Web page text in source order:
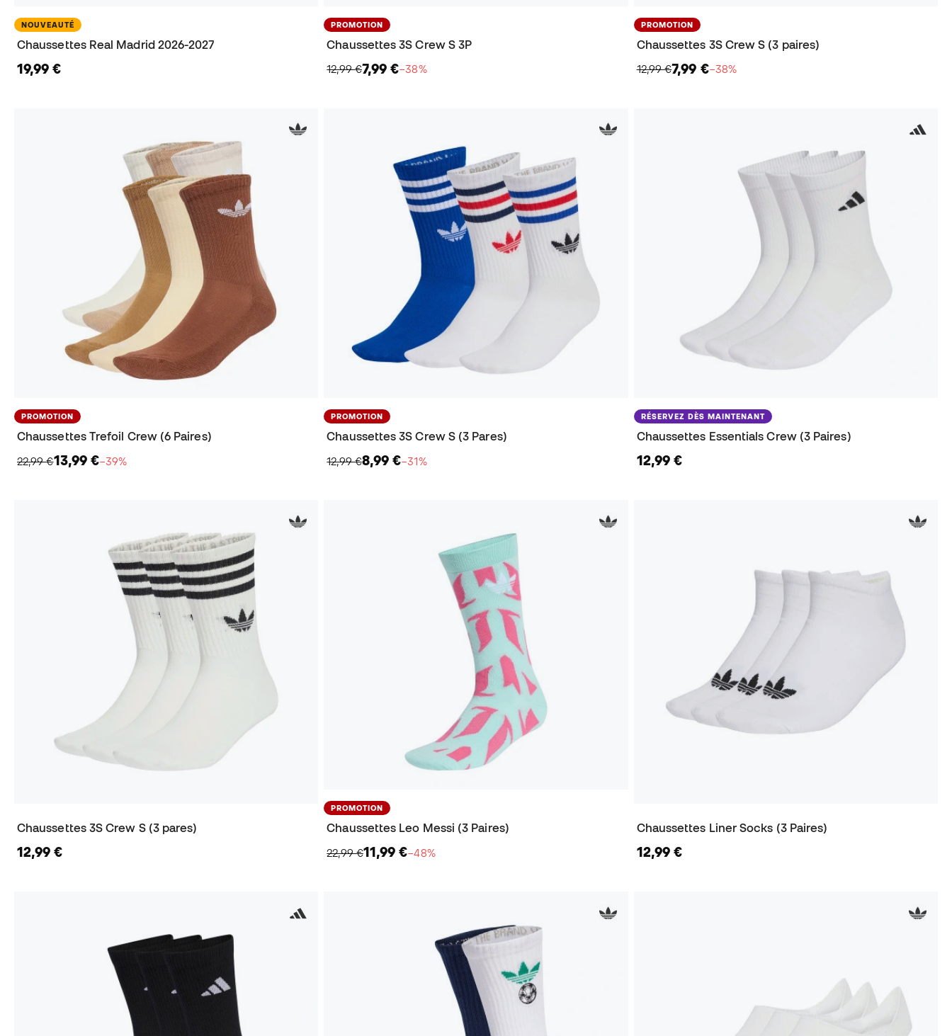
NOUVEAUTÉ
Chaussettes Real Madrid 2026-2027
19,99 €
PROMOTION
Chaussettes 3S Crew S 3P
12,99 €7,99 €−38%
PROMOTION
Chaussettes 3S Crew S (3 paires)
12,99 €7,99 €−38%
PROMOTION
Chaussettes Trefoil Crew (6 Paires)
22,99 €13,99 €−39%
PROMOTION
Chaussettes 3S Crew S (3 Pares)
12,99 €8,99 €−31%
RÉSERVEZ DÈS MAINTENANT
Chaussettes Essentials Crew (3 Paires)
12,99 €
Chaussettes 3S Crew S (3 pares)
12,99 €
PROMOTION
Chaussettes Leo Messi (3 Paires)
22,99 €11,99 €−48%
Chaussettes Liner Socks (3 Paires)
12,99 €